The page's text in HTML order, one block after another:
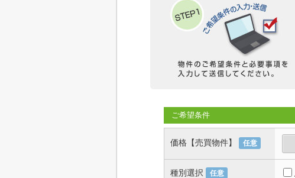
ご希望条件
価格【売買物件】 任意
種別選択 任意